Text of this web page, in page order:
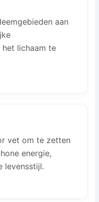
aan
lichaam te
vet om te zetten
energie,
levensstijl.